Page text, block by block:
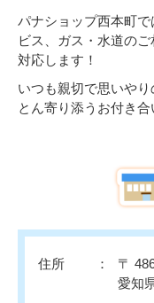
パナショップ西本町
ビス、ガス・水道の
対応します！
いつも親切で思いや
とん寄り添うお付き
住所
〒
愛知